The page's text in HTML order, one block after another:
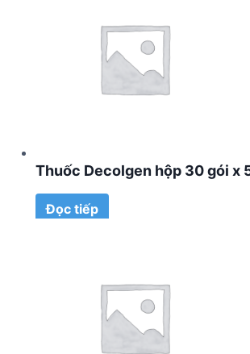
Thuốc Decolgen hộp 30 gói x
Đọc tiếp